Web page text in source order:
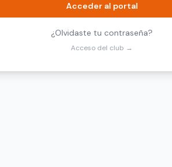
Acceder al portal
¿Olvidaste tu contraseña?
Acceso del club →